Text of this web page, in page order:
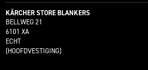
KÄRCHER STORE BLANKERS
BELLWEG 21
6101 XA
ECHT
(HOOFDVESTIGING)